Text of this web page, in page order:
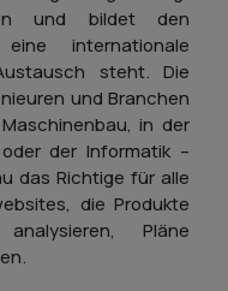
und bildet den
internationale
steht. Die
und Branchen
in der
der Informatik –
das Richtige für alle
die Produkte
Pläne